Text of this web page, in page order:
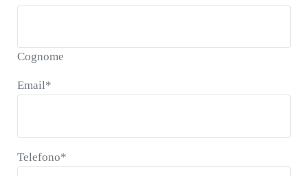
Cognome
Email*
Telefono*